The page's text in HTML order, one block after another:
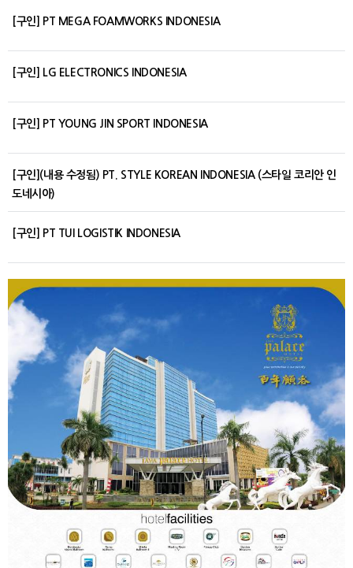
[구인] PT MEGA FOAMWORKS INDONESIA
[구인] LG ELECTRONICS INDONESIA
[구인] PT YOUNG JIN SPORT INDONESIA
[구인](내용 수정됨) PT. STYLE KOREAN INDONESIA (스타일 코리안 인
도네시아)
[구인] PT TUI LOGISTIK INDONESIA